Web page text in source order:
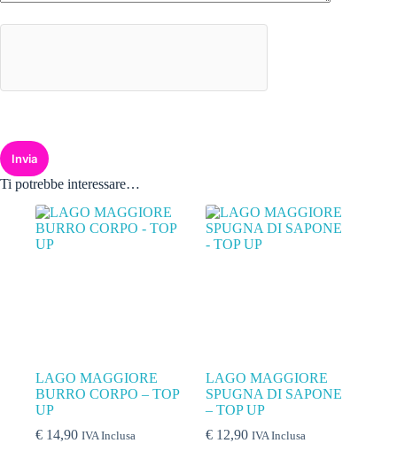
Invia
Ti potrebbe interessare…
LAGO MAGGIORE
BURRO CORPO – TOP
UP
€ 14,90 IVA Inclusa
LAGO MAGGIORE
SPUGNA DI SAPONE
– TOP UP
€ 12,90 IVA Inclusa